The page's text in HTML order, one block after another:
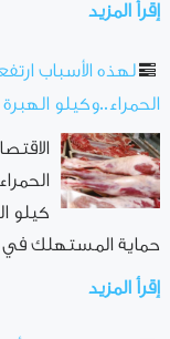
إقرأ المزيد
لهذه الأسباب
الحمراء..وكيلو الهبرة بـ7 آلاف
حماية المستهلك
إقرأ المزيد